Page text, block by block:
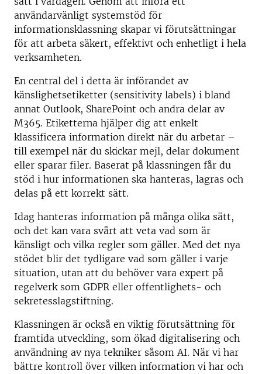
användarvänligt systemstöd för
informationsklassning skapar vi förutsättningar
för att arbeta säkert, effektivt och enhetligt i hela
verksamheten.
En central del i detta är införandet av
känslighetsetiketter (sensitivity labels) i bland
annat Outlook, SharePoint och andra delar av
M365. Etiketterna hjälper dig att enkelt
klassificera information direkt när du arbetar –
till exempel när du skickar mejl, delar dokument
eller sparar filer. Baserat på klassningen får du
stöd i hur informationen ska hanteras, lagras och
delas på ett korrekt sätt.
Idag hanteras information på många olika sätt,
och det kan vara svårt att veta vad som är
känsligt och vilka regler som gäller. Med det nya
stödet blir det tydligare vad som gäller i varje
situation, utan att du behöver vara expert på
regelverk som GDPR eller offentlighets- och
sekretesslagstiftning.
Klassningen är också en viktig förutsättning för
framtida utveckling, som ökad digitalisering och
användning av nya tekniker såsom AI. När vi har
bättre kontroll över vilken information vi har och